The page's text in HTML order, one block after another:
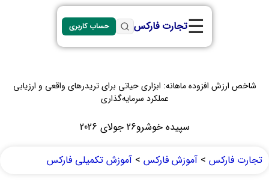
☰تجارت فارکس حساب کاربری
شاخص ارزش افزوده ماهانه: ابزاری حیاتی برای تریدرهای واقعی و ارزیابی
عملکرد سرمایه‌گذاری
سپیده خوشرو26 جولای 2026
تجارت فارکس > آموزش فارکس > آموزش تکمیلی فارکس